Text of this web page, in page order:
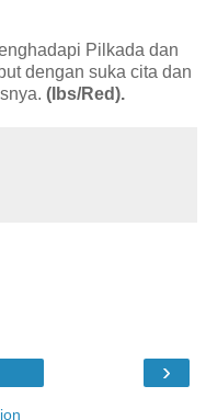
Pilkada dan
dengan suka cita dan
(Ibs/Red).
›